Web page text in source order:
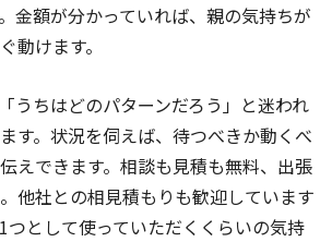
金額が分かっていれば、親の気持ちが
動けます。
うちはどのパターンだろう」と迷われ
す。状況を伺えば、待つべきか動くべ
えできます。相談も見積も無料、出張
他社との相見積もりも歓迎しています
つとして使っていただくくらいの気持